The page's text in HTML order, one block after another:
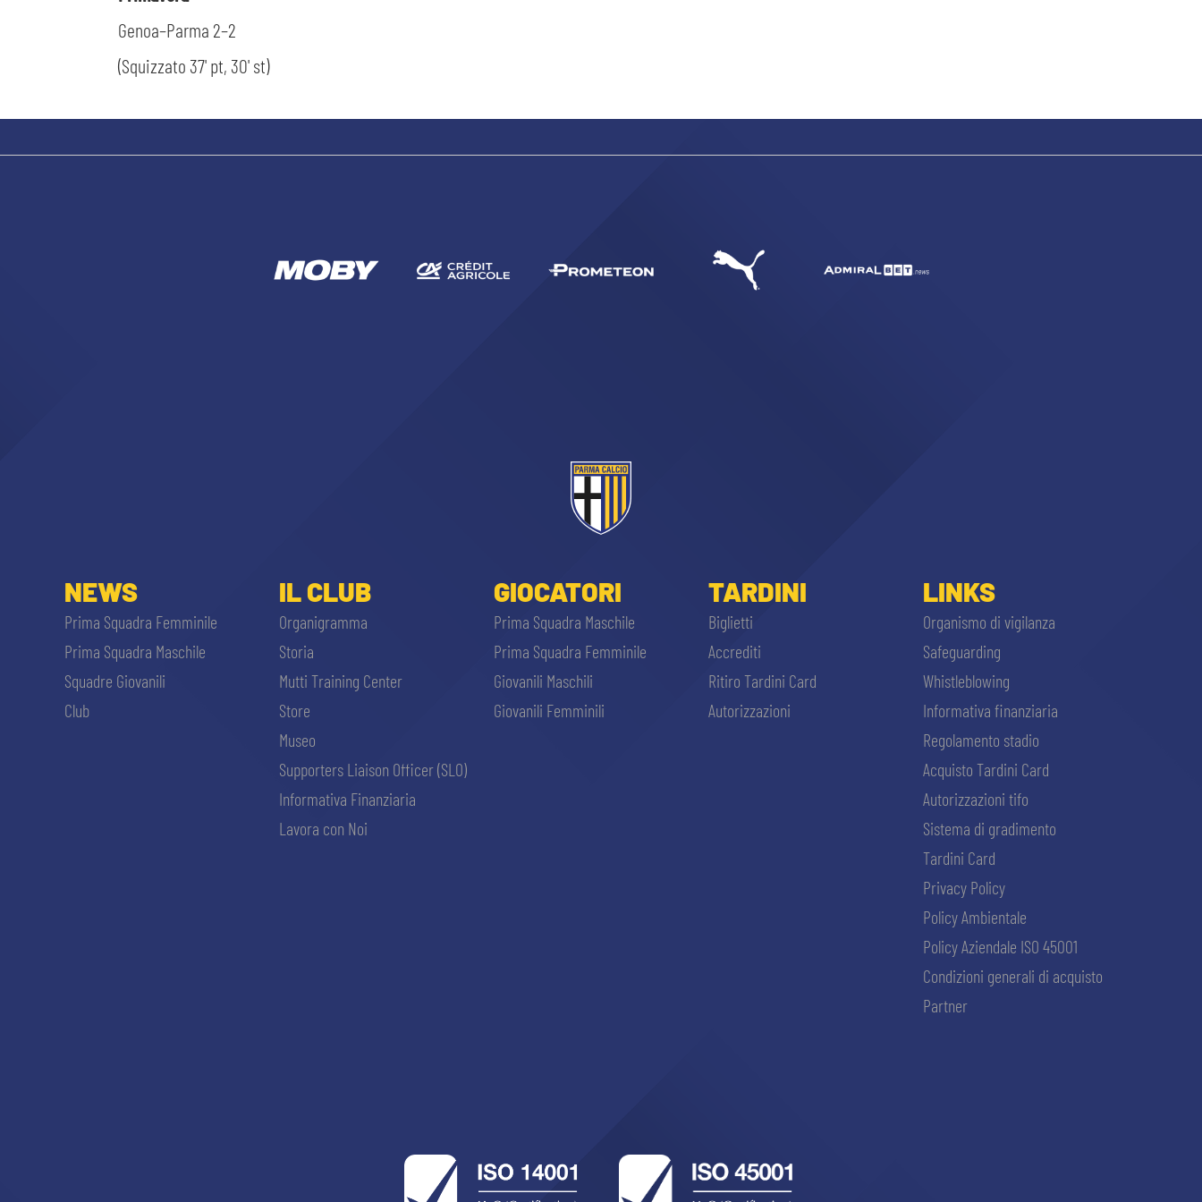
Genoa–Parma 2–2
(Squizzato 37' pt, 30' st)
NEWS
Prima Squadra Femminile
Prima Squadra Maschile
Squadre Giovanili
Club
IL CLUB
Organigramma
Storia
Mutti Training Center
Store
Museo
Supporters Liaison Officer (SLO)
Informativa Finanziaria
Lavora con Noi
GIOCATORI
Prima Squadra Maschile
Prima Squadra Femminile
Giovanili Maschili
Giovanili Femminili
TARDINI
Biglietti
Accrediti
Ritiro Tardini Card
Autorizzazioni
LINKS
Organismo di vigilanza
Safeguarding
Whistleblowing
Informativa finanziaria
Regolamento stadio
Acquisto Tardini Card
Autorizzazioni tifo
Sistema di gradimento
Tardini Card
Privacy Policy
Policy Ambientale
Policy Aziendale ISO 45001
Condizioni generali di acquisto
Partner